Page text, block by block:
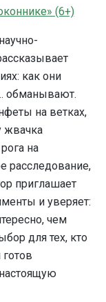
(6+)
как они
обманывают.
на ветках,
жвачка
на
расследование,
приглашает
и уверяет:
чем
для тех, кто